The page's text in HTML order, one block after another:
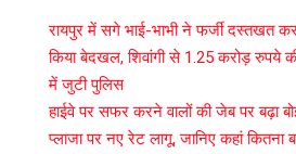
रायपुर में सगे भाई-भाभी ने फर्जी दस्तखत
किया बेदखल, शिवांगी से 1.25 करोड़ रुपये
में जुटी पुलिस
हाईवे पर सफर करने वालों की जेब पर बढ़ा
प्लाजा पर नए रेट लागू, जानिए कहां